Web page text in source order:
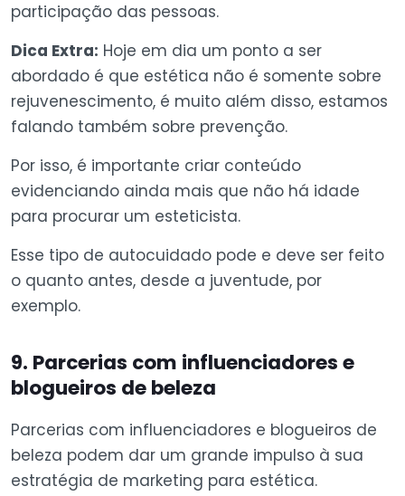
participação das pessoas.
Dica Extra: Hoje em dia um ponto a ser
abordado é que estética não é somente sobre
rejuvenescimento, é muito além disso, estamos
falando também sobre prevenção.
Por isso, é importante criar conteúdo
evidenciando ainda mais que não há idade
para procurar um esteticista.
Esse tipo de autocuidado pode e deve ser feito
o quanto antes, desde a juventude, por
exemplo.
9. Parcerias com influenciadores e
blogueiros de beleza
Parcerias com influenciadores e blogueiros de
beleza podem dar um grande impulso à sua
estratégia de marketing para estética.